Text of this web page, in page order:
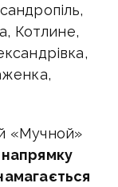
Котлине,
«Мучной»